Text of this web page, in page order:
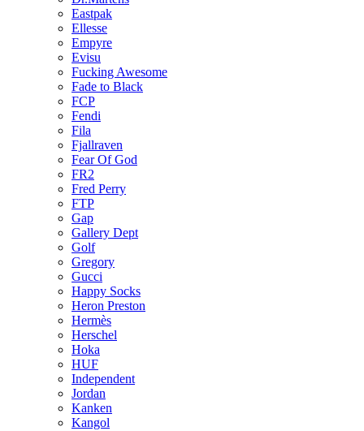
Eastpak
Ellesse
Empyre
Evisu
Fucking Awesome
Fade to Black
FCP
Fendi
Fila
Fjallraven
Fear Of God
FR2
Fred Perry
FTP
Gap
Gallery Dept
Golf
Gregory
Gucci
Happy Socks
Heron Preston
Hermès
Hersсhel
Hoka
HUF
Independent
Jordan
Kanken
Kangol